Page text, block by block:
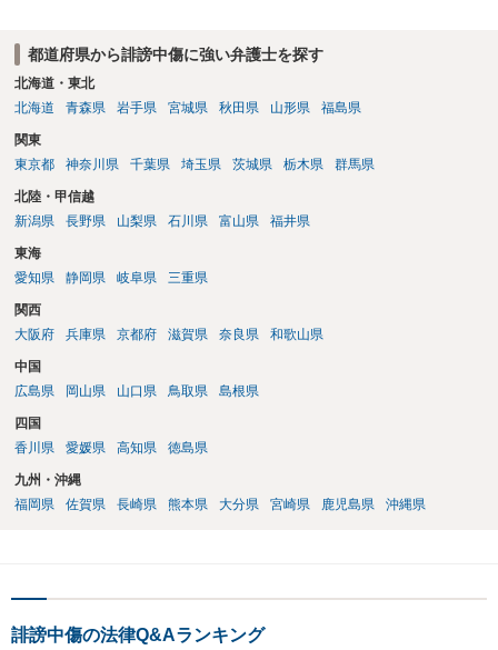
都道府県から誹謗中傷に強い弁護士を探す
北海道・東北
北海道
青森県 岩手県 宮城県 秋田県 山形県 福島県
関東
東京都
神奈川県 千葉県 埼玉県 茨城県 栃木県 群馬県
北陸・甲信越
新潟県
長野県 山梨県 石川県 富山県 福井県
東海
愛知県
静岡県 岐阜県 三重県
関西
大阪府
兵庫県 京都府 滋賀県 奈良県 和歌山県
中国
広島県
岡山県 山口県 鳥取県 島根県
四国
香川県
愛媛県 高知県 徳島県
九州・沖縄
福岡県
佐賀県 長崎県 熊本県 大分県 宮崎県 鹿児島県 沖縄県
誹謗中傷の法律Q&Aランキング